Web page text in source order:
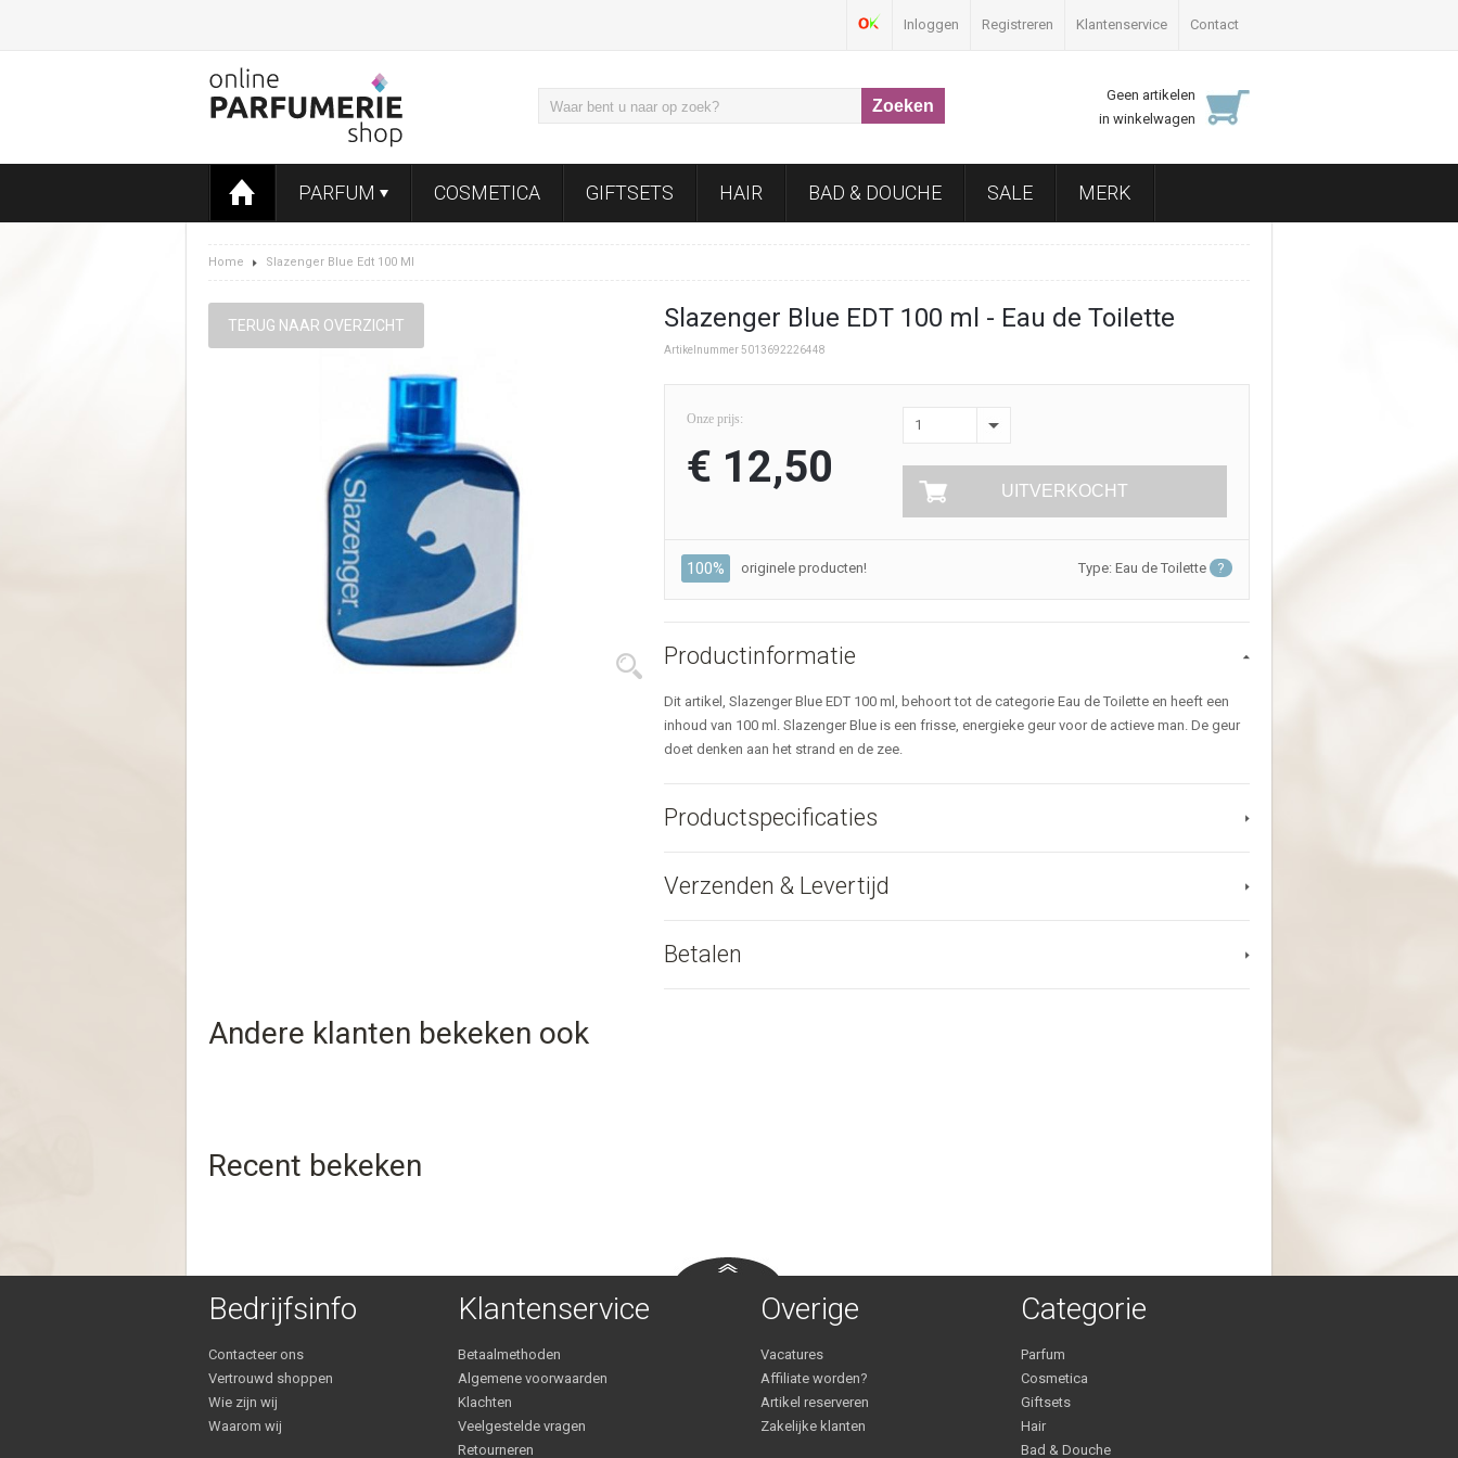
Inloggen Registreren Klantenservice Contact
Geen artikelen
in winkelwagen
PARFUM COSMETICA GIFTSETS HAIR BAD & DOUCHE SALE MERK
Home Slazenger Blue Edt 100 Ml
TERUG NAAR OVERZICHT Slazenger Blue EDT 100 ml - Eau de Toilette
Artikelnummer 5013692226448
Onze prijs:
€ 12,50
1
UITVERKOCHT
100% originele producten! Type: Eau de Toilette ?
Productinformatie
Dit artikel, Slazenger Blue EDT 100 ml, behoort tot de categorie Eau de Toilette en heeft een
inhoud van 100 ml. Slazenger Blue is een frisse, energieke geur voor de actieve man. De geur
doet denken aan het strand en de zee.
Productspecificaties
Verzenden & Levertijd
Betalen
Andere klanten bekeken ook
Recent bekeken
Bedrijfsinfo
Contacteer ons
Vertrouwd shoppen
Wie zijn wij
Waarom wij
Klantenservice
Betaalmethoden
Algemene voorwaarden
Klachten
Veelgestelde vragen
Retourneren
Overige
Vacatures
Affiliate worden?
Artikel reserveren
Zakelijke klanten
Categorie
Parfum
Cosmetica
Giftsets
Hair
Bad & Douche